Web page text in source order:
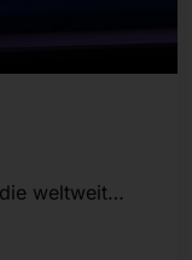
weltweit